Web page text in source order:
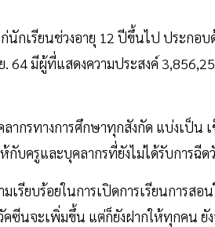
นักเรียนช่วงอายุ 12 ปีขึ้นไป ประก
มีผู้ที่แสดงความประสงค์
กรทางการศึกษาทุกสังกัด แบ่งเป็น
กับครูและบุคลากรที่ยังไม่ได้รับการฉี
เรียบร้อยในการเปิดการเรียนการ
คซีนจะเพิ่มขึ้น แต่ก็ยังฝากให้ทุกคน